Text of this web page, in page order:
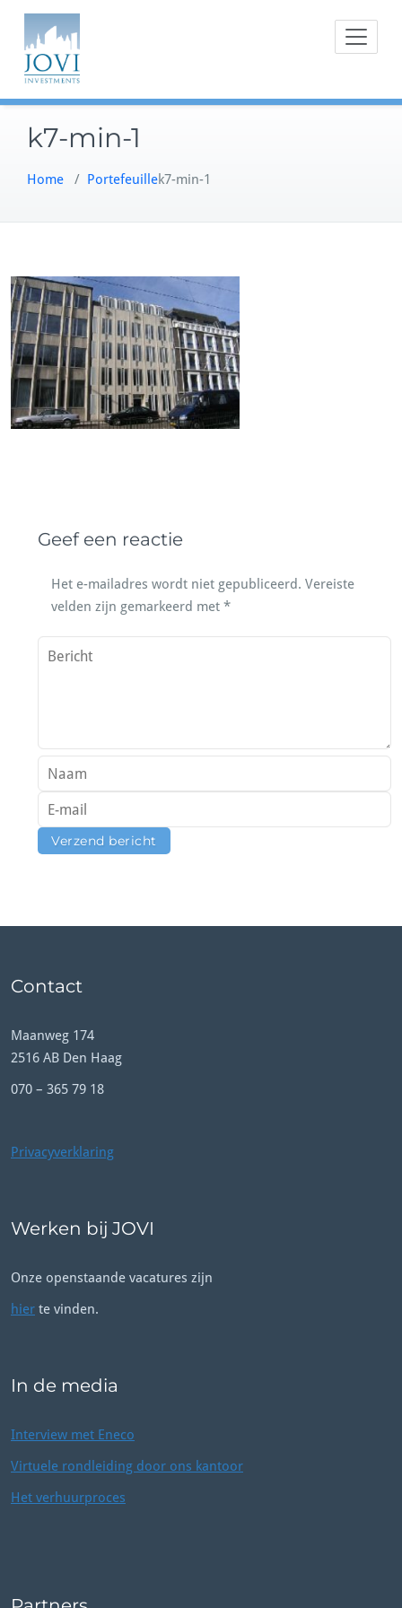
Doorgaan
inhoud
k7-min-1
Home / Portefeuillek7-min-1
Geef een reactie
Het e-mailadres wordt niet gepubliceerd. Vereiste
velden zijn gemarkeerd met *
Contact
Maanweg 174
2516 AB Den Haag
070 – 365 79 18
Privacyverklaring
Werken bij JOVI
Onze openstaande vacatures zijn
hier te vinden.
In de media
Interview met Eneco
Virtuele rondleiding door ons kantoor
Het verhuurproces